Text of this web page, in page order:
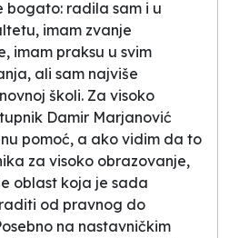
bogato: radila sam i u
imam zvanje
imam praksu u svim
ali sam najviše
školi. Za visoko
Damir Marjanović
pomoć, a ako vidim da to
za visoko obrazovanje,
oblast koja je sada
od pravnog do
na nastavničkim